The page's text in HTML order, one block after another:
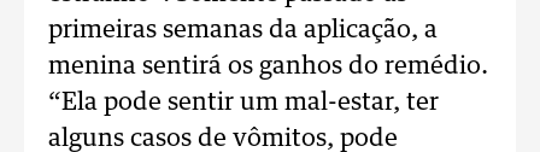
primeiras semanas da aplicação, a
menina sentirá os ganhos do remédio.
“Ela pode sentir um mal-estar, ter
alguns casos de vômitos, pode